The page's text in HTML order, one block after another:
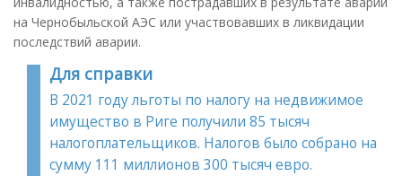
на Чернобыльской АЭС или участвовавших в ликвидации
последствий аварии.
Для справки
В 2021 году льготы по налогу на недвижимое
имущество в Риге получили 85 тысяч
налогоплательщиков. Налогов было собрано на
сумму 111 миллионов 300 тысяч евро.